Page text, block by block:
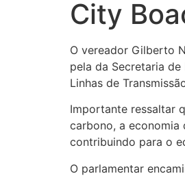
City
O vereador Gilberto
pela da Secretaria
Linhas de
Importante ressaltar
carbono, a
contribuindo para o
O parlamentar